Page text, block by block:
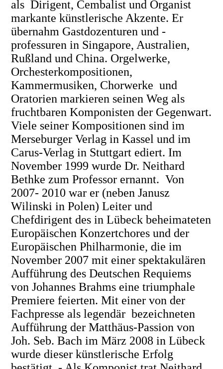
als Dirigent, Cembalist und Organist
markante künstlerische Akzente. Er
übernahm Gastdozenturen und -
professuren in Singapore, Australien,
Rußland und China. Orgelwerke,
Orchesterkompositionen,
Kammermusiken, Chorwerke und
Oratorien markieren seinen Weg als
fruchtbaren Komponisten der Gegenwart.
Viele seiner Kompositionen sind im
Merseburger Verlag in Kassel und im
Carus-Verlag in Stuttgart ediert. Im
November 1999 wurde Dr. Neithard
Bethke zum Professor ernannt. Von
2007- 2010 war er (neben Janusz
Wilinski in Polen) Leiter und
Chefdirigent des in Lübeck beheimateten
Europäischen Konzertchores und der
Europäischen Philharmonie, die im
November 2007 mit einer spektakulären
Aufführung des Deutschen Requiems
von Johannes Brahms eine triumphale
Premiere feierten. Mit einer von der
Fachpresse als legendär bezeichneten
Aufführung der Matthäus-Passion von
Joh. Seb. Bach im März 2008 in Lübeck
wurde dieser künstlerische Erfolg